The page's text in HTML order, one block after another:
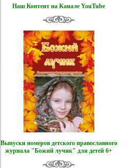
Наш Контент на Канале YouTube
Выпуски номеров детского православного
журнала "Божий лучик" для детей 6+